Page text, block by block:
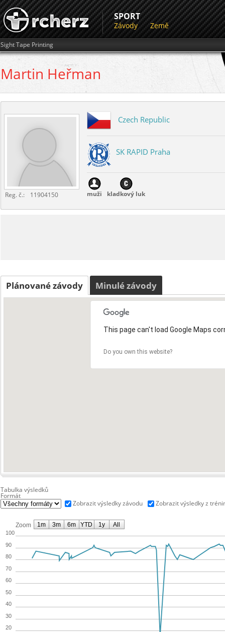
SPORT
Závody Země
Sight Tape Printing
Martin Heřman
Reg. č.: 11904150
Czech Republic
SK RAPID Praha
muži kladkový luk
Plánované závody Minulé závody
This page can't load Google Maps
Do you own this website?
Tabulka výsledků
Formát
Zobrazit výsledky závodu
Zobrazit výsledky z
Zoom
20
30
40
50
60
70
80
90
100
1m 3m 6m YTD 1y All